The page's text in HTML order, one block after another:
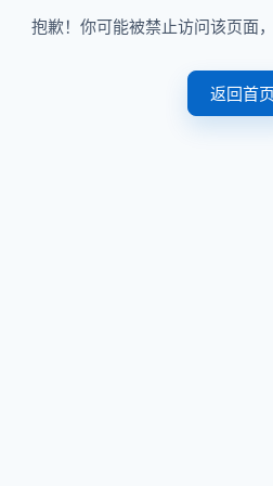
抱歉！你可能被禁止访问该页面
返回首页